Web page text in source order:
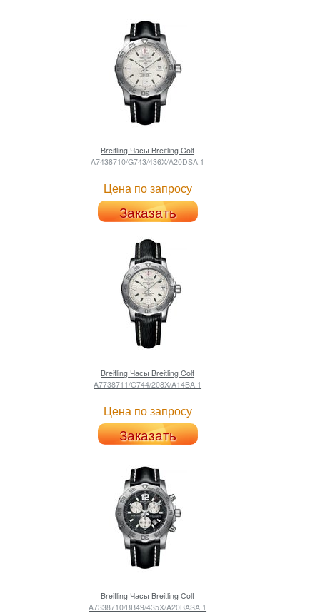
Breitling Часы Breitling Colt
A7438710/G743/436X/A20DSA.1
Цена по запросу
Заказать
Breitling Часы Breitling Colt
A7738711/G744/208X/A14BA.1
Цена по запросу
Заказать
Breitling Часы Breitling Colt
A7338710/BB49/435X/A20BASA.1